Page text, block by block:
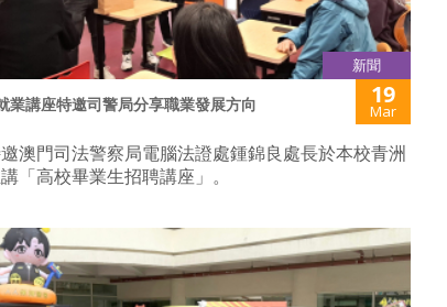
新聞
業講座特邀司警局分享職業發展方向 19
Mar
澳門司法警察局電腦法證處鍾錦良處長於本校青洲
「高校畢業生招聘講座」。